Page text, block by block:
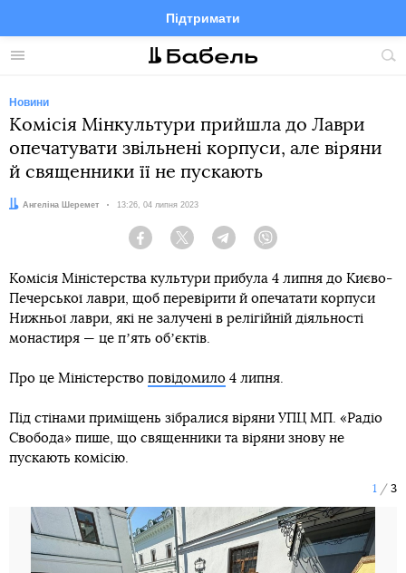
Меню
Підтримати
FacebookTelegramTwitter
Новини
Комісія Мінкультури прийшла до Лаври
опечатувати звільнені корпуси, але віряни
й священники її не пускають
Автор:
Ангеліна Шеремет Дата:
13:26, 04 липня 2023
Facebook Twitter Telegram
Комісія Міністерства культури прибула 4 липня до Києво-
Печерської лаври, щоб перевірити й опечатати корпуси
Нижньої лаври, які не залучені в релігійній діяльності
монастиря — це пʼять обʼєктів.
Про це Міністерство повідомило 4 липня.
Під стінами приміщень зібралися віряни УПЦ МП. «Радіо
Свобода» пише, що священники та віряни знову не
пускають комісію.
1 3